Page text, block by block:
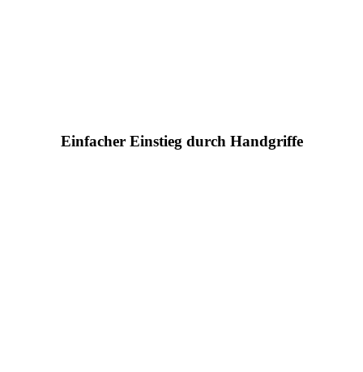
Einfacher Einstieg durch Handgriffe